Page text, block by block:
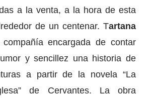
a la venta, a la hora de esta
de un centenar. Tartana
encargada de contar
y sencillez una historia de
a partir de la novela “La
de Cervantes. La obra